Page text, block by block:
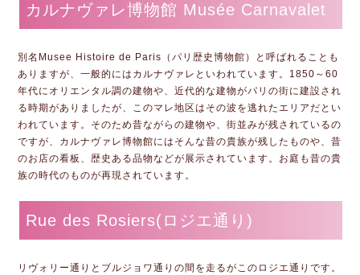
カルナヴァレ博物館 Musée Carnavalet
別名Musee Histoire de Paris（パリ歴史博物館）と呼ばれることも
ありますが、一般的にはカルナヴァレといわれています。1850～60
年代にオリエンタル調の建物や、近代的な建物がパリの街に建設され
る時期がありましたが、このマレ地区はその波を逃れたエリアだとい
われています。そのため昔ながらの建物や、街並みが残されているの
ですが、カルナヴァレ博物館にはそんな昔の貴族が残したものや、昔
のお店の看板、歴史ある品物などが展示されています。お庭も昔の貴
族の時代のものが再現されています。
Rue des Rosiers(ロジエ通り)
リヴォリー通りとブルジョワ通りの間を走るがこのロジエ通りです。